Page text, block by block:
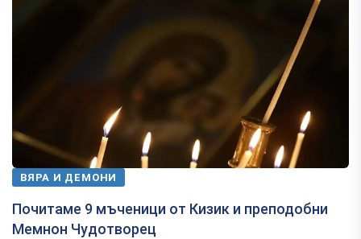
ВЯРА И ДЕМОНИ
Почитаме 9 мъченици от Кизик и преподобни
Мемнон Чудотворец